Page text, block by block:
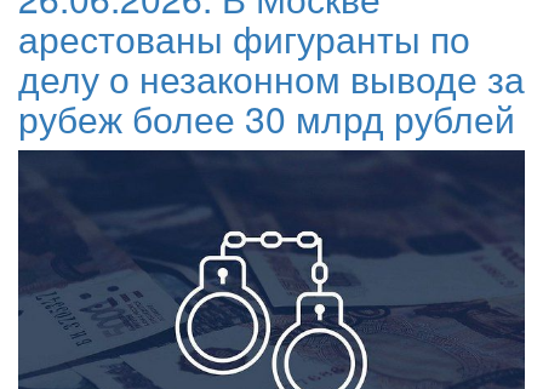
арестованы фигуранты по
делу о незаконном выводе за
рубеж более 30 млрд рублей